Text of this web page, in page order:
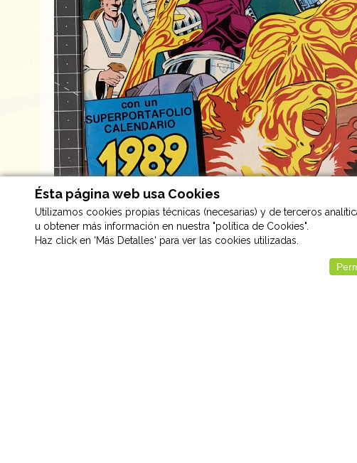
Ésta página web usa Cookies
Utilizamos cookies propias técnicas (necesarias) y de terceros
u obtener más información en nuestra "política de Cookies".
Haz click en 'Más Detalles' para ver las cookies utilizadas.